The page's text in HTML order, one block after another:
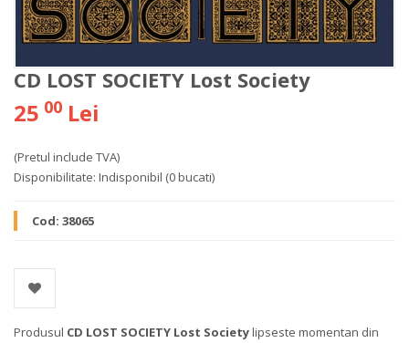
CD LOST SOCIETY Lost Society
25 00 Lei
(Pretul include TVA)
Disponibilitate: Indisponibil (0 bucati)
Cod: 38065
Produsul CD LOST SOCIETY Lost Societylipseste momentan din